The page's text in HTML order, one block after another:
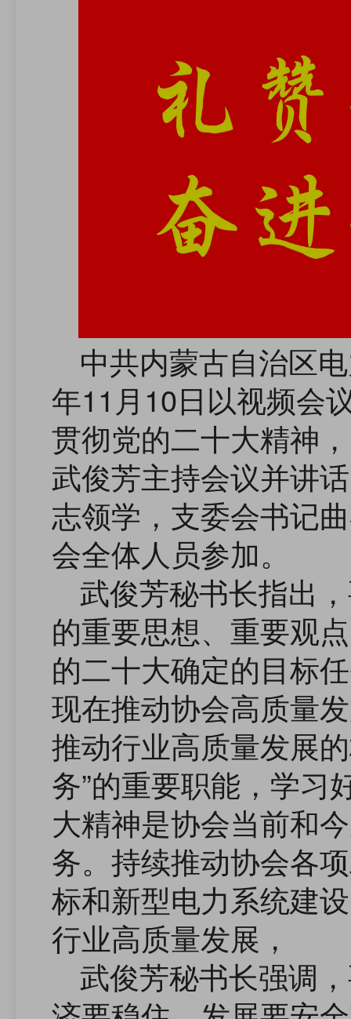
中共内蒙古自治区
年11月10日以视频会
贯彻党的二十大精神
武俊芳主持会议并讲
志领学，支委会书记
会全体人员参加。
武俊芳秘书长指出
的重要思想、重要观
的二十大确定的目标
现在推动协会高质量
推动行业高质量发展
务”的重要职能，学习
大精神是协会当前和
务。持续推动协会各
标和新型电力系统建
行业高质量发展，
武俊芳秘书长强调